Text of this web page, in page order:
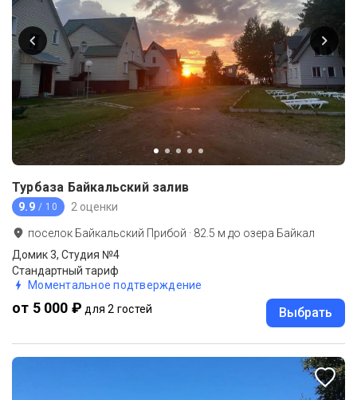
Турбаза Байкальский залив
9.9 / 10 2 оценки
поселок Байкальский Прибой · 82.5 м до озера Байкал
Домик 3, Студия №4
Стандартный тариф
Моментальное подтверждение
от 5 000 ₽ для 2 гостей Выбрать